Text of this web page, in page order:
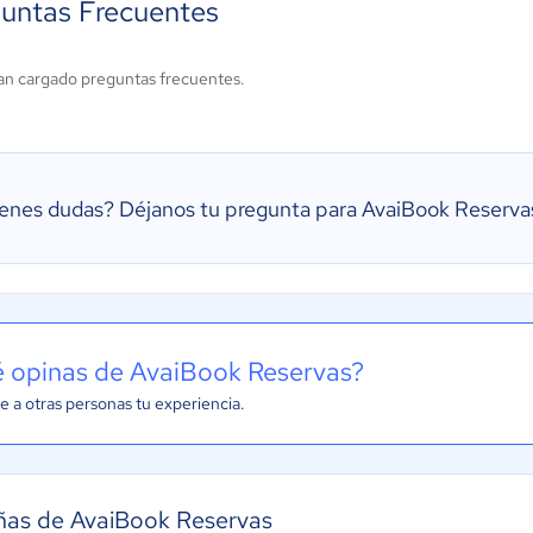
Frecuentes
cargado preguntas frecuentes.
dudas? Déjanos tu pregunta para AvaiBook
opinas de AvaiBook Reservas?
a otras personas tu experiencia.
de AvaiBook Reservas